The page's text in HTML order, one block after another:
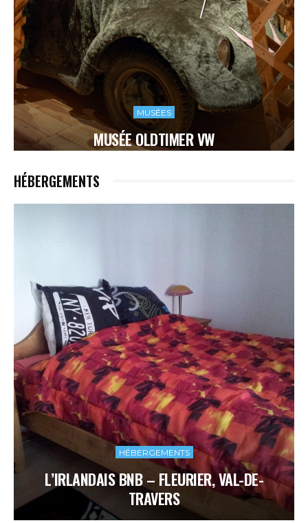
MUSÉES
MUSÉE OLDTIMER VW
HÉBERGEMENTS
HÉBERGEMENTS
L’IRLANDAIS BNB – FLEURIER, VAL-DE-
TRAVERS